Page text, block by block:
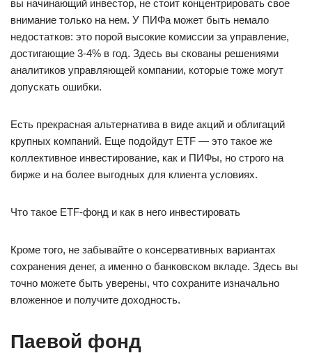
вы начинающий инвестор, не стоит концентрировать свое
внимание только на нем. У ПИФа может быть немало
недостатков: это порой высокие комиссии за управление,
достигающие 3-4% в год. Здесь вы скованы решениями
аналитиков управляющей компании, которые тоже могут
допускать ошибки.
Есть прекрасная альтернатива в виде акций и облигаций
крупных компаний. Еще подойдут ETF — это такое же
коллективное инвестирование, как и ПИФы, но строго на
бирже и на более выгодных для клиента условиях.
Что такое ETF-фонд и как в него инвестировать
Кроме того, не забывайте о консервативных вариантах
сохранения денег, а именно о банковском вкладе. Здесь вы
точно можете быть уверены, что сохраните изначально
вложенное и получите доходность.
Паевой фонд